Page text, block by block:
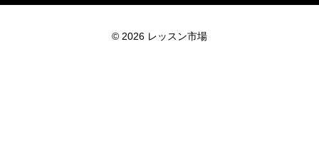
© 2026 レッスン市場